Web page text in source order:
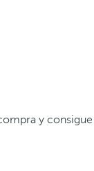
y consigue